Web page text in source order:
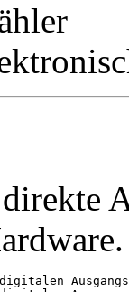
Ausgangs